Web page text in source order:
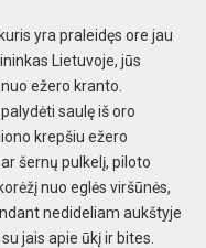
yra praleidęs ore jau
Lietuvoje, jūs
ežero kranto.
saulę iš oro
krepšiu ežero
šernų pulkelį, piloto
nuo eglės viršūnės,
nedideliam aukštyje
jais apie ūkį ir bites.